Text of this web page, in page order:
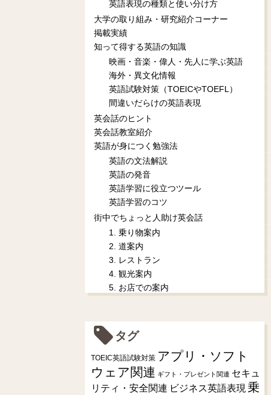
英語表現の種類と使い分け方
大学の取り組み・研究紹介コーナー
掲載実績
知って得する英語の知識
映画・音楽・偉人・先人に学ぶ英語
海外・異文化情報
英語試験対策（TOEICやTOEFL）
間違いだらけの英語表現
英会話のヒント
英会話教室紹介
英語が身につく勉強法
英語の文法解説
英語の発音
英語学習に役立つツール
英語学習のコツ
街中でちょっと人助け英会話
1. 乗り物案内
2. 道案内
3. レストラン
4. 観光案内
5. お店での案内
タグ
TOEIC英語試験対策 アプリ・ソフト
ウェア関連 ギフト・プレゼント関連 セキュ
リティ・安全関連 ビジネス英語表現 乗